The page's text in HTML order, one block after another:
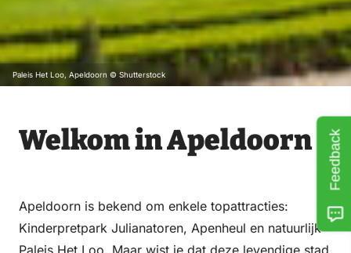
Paleis Het Loo, Apeldoorn © Shutterstock
Welkom in Apeldoorn
Apeldoorn is bekend om enkele topattracties:
Kinderpretpark Julianatoren, Apenheul en natuurlijk
Paleis Het Loo. Maar wist je dat deze levendige stad
Feedback